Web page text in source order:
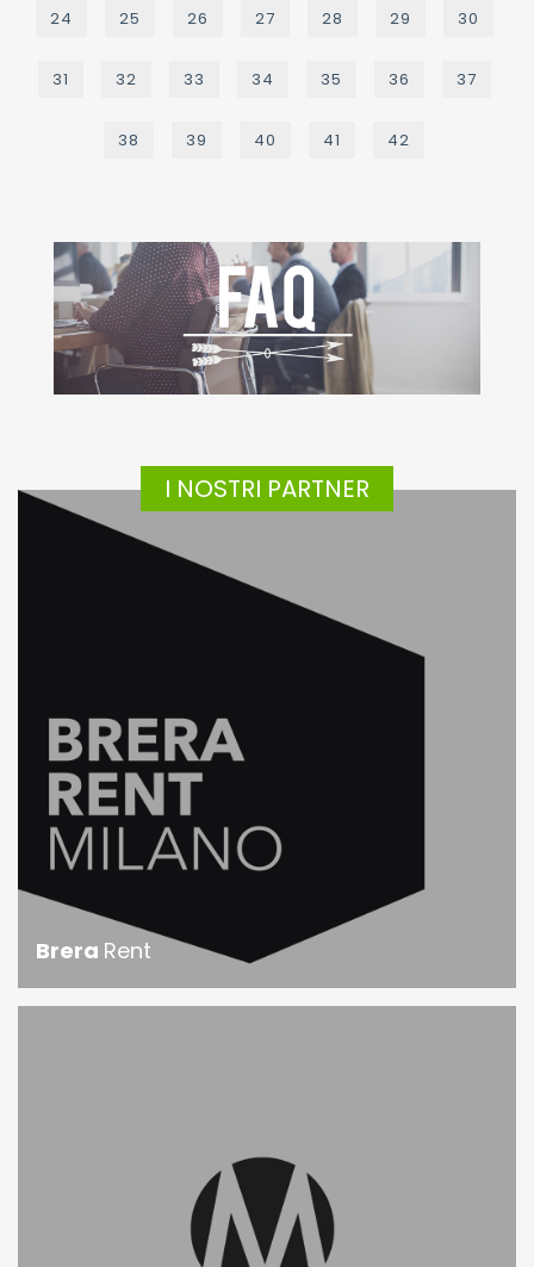
24 25 26 27 28 29 30
31 32 33 34 35 36 37
38 39 40 41 42
I NOSTRI PARTNER
Brera Rent